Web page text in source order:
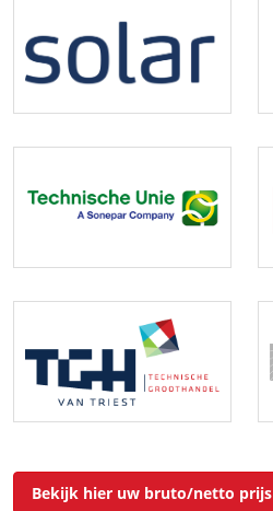
Bekijk hier uw bruto/netto prijs